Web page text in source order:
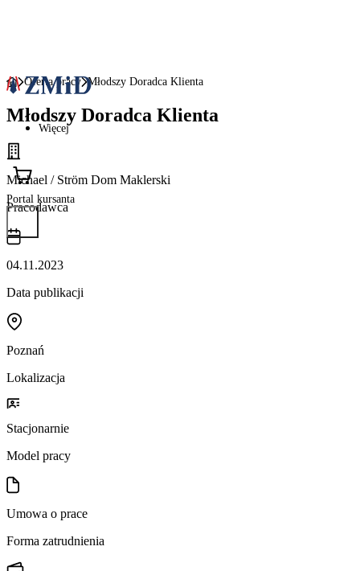
Więcej
Portal kursanta
Oferta pracy Młodszy Doradca Klienta
Młodszy Doradca Klienta
Michael / Ström Dom Maklerski
Pracodawca
04.11.2023
Data publikacji
Poznań
Lokalizacja
Stacjonarnie
Model pracy
Umowa o prace
Forma zatrudnienia